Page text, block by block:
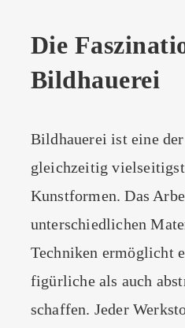
Die
Bildhauerei
Bildhauerei ist eine
gleichzeitig
Kunstformen. Das
unterschiedlichen
Techniken ermöglicht
figürliche als auch
schaffen. Jeder